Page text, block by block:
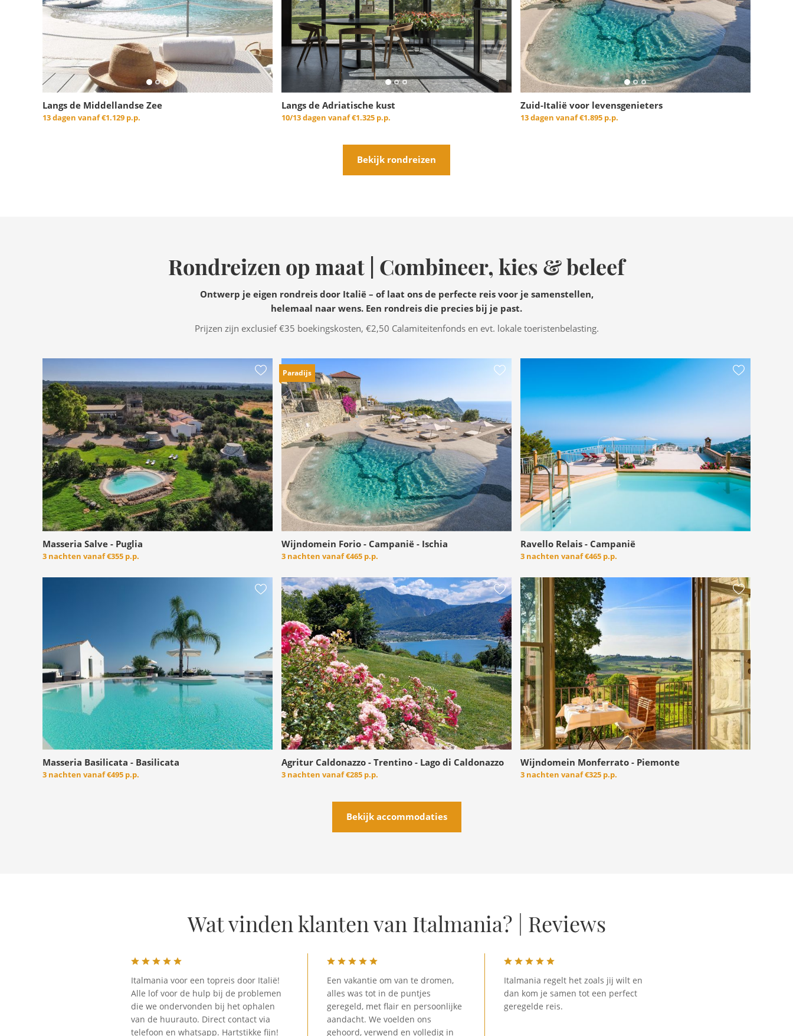
Langs de Middellandse Zee
13 dagen vanaf€1.129 p.p.
Langs de Adriatische kust
10/13 dagen vanaf€1.325 p.p.
Zuid-Italië voor levensgenieters
13 dagen vanaf€1.895 p.p.
Bekijk rondreizen
Rondreizen op maat | Combineer, kies & beleef
Ontwerp je eigen rondreis door Italië – of laat ons de perfecte reis voor je samenstellen,
helemaal naar wens. Een rondreis die precies bij je past.
Prijzen zijn exclusief €35 boekingskosten, €2,50 Calamiteitenfonds en evt. lokale toeristenbelasting.
Masseria Salve - Puglia
3 nachten vanaf€355 p.p.
Paradijs
Wijndomein Forio - Campanië - Ischia
3 nachten vanaf€465 p.p.
Ravello Relais - Campanië
3 nachten vanaf€465 p.p.
Masseria Basilicata - Basilicata
3 nachten vanaf€495 p.p.
Agritur Caldonazzo - Trentino - Lago di Caldonazzo
3 nachten vanaf€285 p.p.
Wijndomein Monferrato - Piemonte
3 nachten vanaf€325 p.p.
Bekijk accommodaties
Wat vinden klanten van Italmania? | Reviews
Italmania voor een topreis door Italië!
Alle lof voor de hulp bij de problemen
die we ondervonden bij het ophalen
van de huurauto. Direct contact via
telefoon en whatsapp. Hartstikke fijn!
Een vakantie om van te dromen,
alles was tot in de puntjes
geregeld, met flair en persoonlijke
aandacht. We voelden ons
gehoord, verwend en volledig in
Italmania regelt het zoals jij wilt en
dan kom je samen tot een perfect
geregelde reis.